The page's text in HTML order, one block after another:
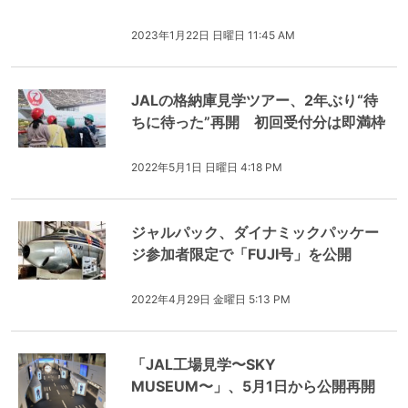
2023年1月22日 日曜日 11:45 AM
JALの格納庫見学ツアー、2年ぶり“待
ちに待った”再開 初回受付分は即満枠
2022年5月1日 日曜日 4:18 PM
ジャルパック、ダイナミックパッケー
ジ参加者限定で「FUJI号」を公開
2022年4月29日 金曜日 5:13 PM
「JAL工場見学〜SKY
MUSEUM〜」、5月1日から公開再開